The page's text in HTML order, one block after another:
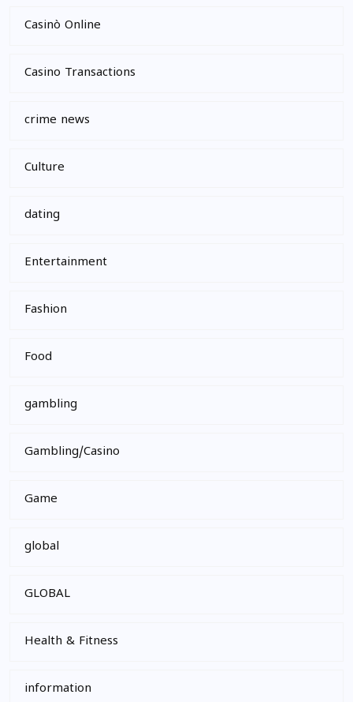
Casinò Online
Casino Transactions
crime news
Culture
dating
Entertainment
Fashion
Food
gambling
Gambling/Casino
Game
global
GLOBAL
Health & Fitness
information